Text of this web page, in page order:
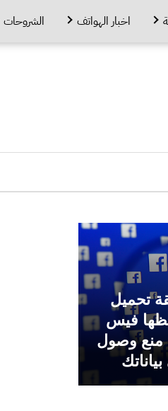
اخبار الهواتف الشروحات
تحميل
فيس
منع وصول